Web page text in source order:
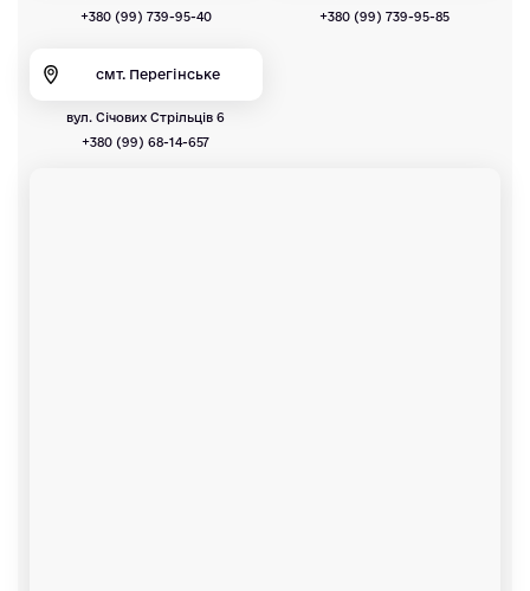
+380 (99) 739-95-40
+380 (99) 739-95-85
смт. Перегінське
вул. Січових Стрільців 6
+380 (99) 68-14-657